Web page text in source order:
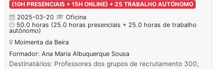
(10H PRESENCIAIS + 15H ONLINE) + 25 TRABALHO AUTÓNOMO
2025-03-20
Oficina
50.0 horas (25.0 horas presenciais + 25.0 horas de trabalho
autónomo)
Moimenta da Beira
Formador: Ana Maria Albuquerque Sousa
Destinatários: Professores dos grupos de recrutamento 300,